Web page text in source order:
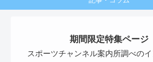
期間限定特集ページ
スポーツチャンネル案内所調べの